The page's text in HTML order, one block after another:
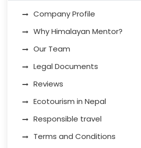
Company Profile
Why Himalayan Mentor?
Our Team
Legal Documents
Reviews
Ecotourism in Nepal
Responsible travel
Terms and Conditions